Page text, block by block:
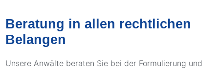
Beratung in allen rechtlichen
Belangen
Unsere Anwälte beraten Sie bei der Formulierung und